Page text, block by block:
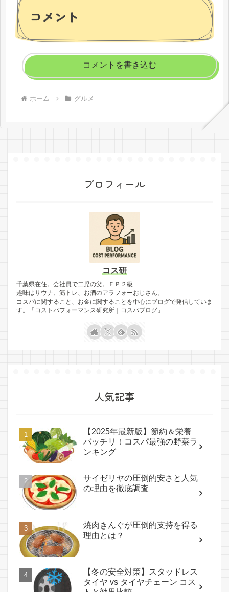
コメント
コメントを書き込む
ホーム グルメ
プロフィール
コス研
千葉県在住。会社員で二児の父。ＦＰ２級
趣味はサウナ、筋トレ、お酒のアラフォーおじさん。
コスパに関すること、お金に関することを中心にブログで発信していま
す。「コストパフォーマンス研究所｜コスパブログ」
人気記事
【2025年最新版】節約＆栄養
バッチリ！コスパ最強の野菜ラ
ンキング
サイゼリヤの圧倒的安さと人気
の理由を徹底調査
焼肉きんぐが圧倒的支持を得る
理由とは？
【冬の安全対策】スタッドレス
タイヤ vs タイヤチェーン コス